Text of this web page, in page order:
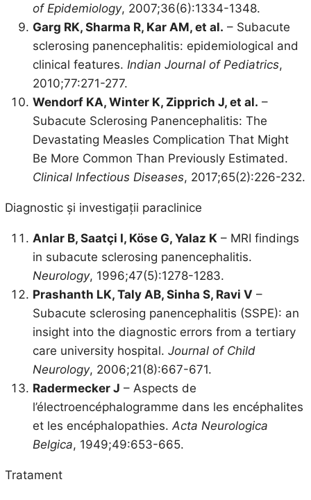
of Epidemiology, 2007;36(6):1334-1348.
Garg RK, Sharma R, Kar AM, et al. – Subacute
sclerosing panencephalitis: epidemiological and
clinical features. Indian Journal of Pediatrics,
2010;77:271-277.
Wendorf KA, Winter K, Zipprich J, et al. –
Subacute Sclerosing Panencephalitis: The
Devastating Measles Complication That Might
Be More Common Than Previously Estimated.
Clinical Infectious Diseases, 2017;65(2):226-232.
Diagnostic și investigații paraclinice
Anlar B, Saatçi I, Köse G, Yalaz K – MRI findings
in subacute sclerosing panencephalitis.
Neurology, 1996;47(5):1278-1283.
Prashanth LK, Taly AB, Sinha S, Ravi V –
Subacute sclerosing panencephalitis (SSPE): an
insight into the diagnostic errors from a tertiary
care university hospital. Journal of Child
Neurology, 2006;21(8):667-671.
Radermecker J – Aspects de
l’électroencéphalogramme dans les encéphalites
et les encéphalopathies. Acta Neurologica
Belgica, 1949;49:653-665.
Tratament